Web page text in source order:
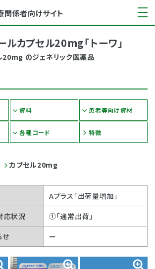
関係者向けサイト
ルカプセル20mg「トーワ」
20mg のジェネリック医薬品
資料 患者等向け資材
各種コード 特徴
カプセル20mg
Aプラス「出荷量増加」
応状況 ①「通常出荷」
せ ー